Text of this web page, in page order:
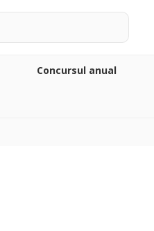
Concursul anual